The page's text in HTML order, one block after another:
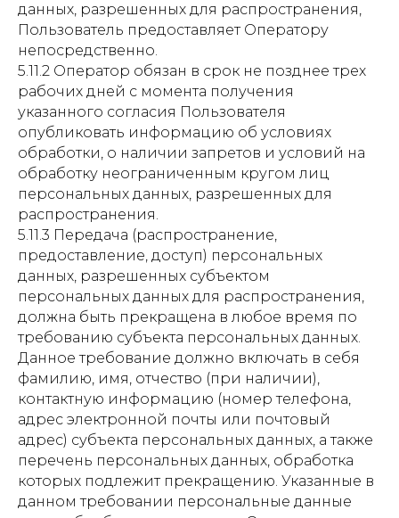
данных, разрешенных для распространения,
Пользователь предоставляет Оператору
непосредственно.
5.11.2 Оператор обязан в срок не позднее трех
рабочих дней с момента получения
указанного согласия Пользователя
опубликовать информацию об условиях
обработки, о наличии запретов и условий на
обработку неограниченным кругом лиц
персональных данных, разрешенных для
распространения.
5.11.3 Передача (распространение,
предоставление, доступ) персональных
данных, разрешенных субъектом
персональных данных для распространения,
должна быть прекращена в любое время по
требованию субъекта персональных данных.
Данное требование должно включать в себя
фамилию, имя, отчество (при наличии),
контактную информацию (номер телефона,
адрес электронной почты или почтовый
адрес) субъекта персональных данных, а также
перечень персональных данных, обработка
которых подлежит прекращению. Указанные в
данном требовании персональные данные